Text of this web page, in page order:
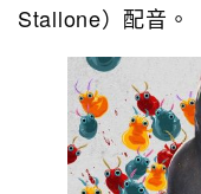
Stallone）配音。